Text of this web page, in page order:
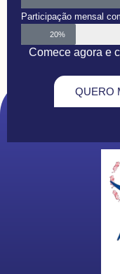
Participação mensal
20%
Comece agora e
QUERO